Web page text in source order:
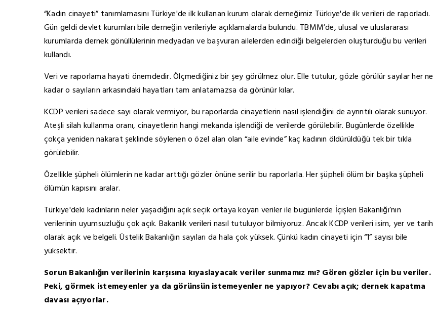
“Kadın cinayeti” tanımlamasını Türkiye'de ilk kullanan kurum olarak derneğimiz Türkiye'de ilk verileri de raporladı.
Gün geldi devlet kurumları bile derneğin verileriyle açıklamalarda bulundu. TBMM’de, ulusal ve uluslararası
kurumlarda dernek gönüllülerinin medyadan ve başvuran ailelerden edindiği belgelerden oluşturduğu bu verileri
kullandı.
Veri ve raporlama hayati önemdedir. Ölçmediğiniz bir şey görülmez olur. Elle tutulur, gözle görülür sayılar her ne
kadar o sayıların arkasındaki hayatları tam anlatamazsa da görünür kılar.
KCDP verileri sadece sayı olarak vermiyor, bu raporlarda cinayetlerin nasıl işlendiğini de ayrıntılı olarak sunuyor.
Ateşli silah kullanma oranı, cinayetlerin hangi mekanda işlendiği de verilerde görülebilir. Bugünlerde özellikle
çokça yeniden nakarat şeklinde söylenen o özel alan olan “aile evinde” kaç kadının öldürüldüğü tek bir tıkla
görülebilir.
Özellikle şüpheli ölümlerin ne kadar arttığı gözler önüne serilir bu raporlarla. Her şüpheli ölüm bir başka şüpheli
ölümün kapısını aralar.
Türkiye'deki kadınların neler yaşadığını açık seçik ortaya koyan veriler ile bugünlerde İçişleri Bakanlığı’nın
verilerinin uyumsuzluğu çok açık. Bakanlık verileri nasıl tutuluyor bilmiyoruz. Ancak KCDP verileri isim, yer ve tarih
olarak açık ve belgeli. Üstelik Bakanlığın sayıları da hala çok yüksek. Çünkü kadın cinayeti için “1” sayısı bile
yüksektir.
Sorun Bakanlığın verilerinin karşısına kıyaslayacak veriler sunmamız mı? Gören gözler için bu veriler.
Peki, görmek istemeyenler ya da görünsün istemeyenler ne yapıyor? Cevabı açık; dernek kapatma
davası açıyorlar.